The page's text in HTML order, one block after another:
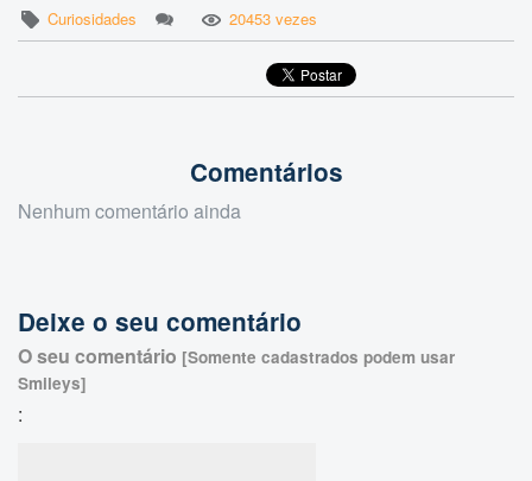
Curiosidades 20453 vezes
Comentários
Nenhum comentário ainda
Deixe o seu comentário
O seu comentário [Somente cadastrados podem usar
Smileys]
: